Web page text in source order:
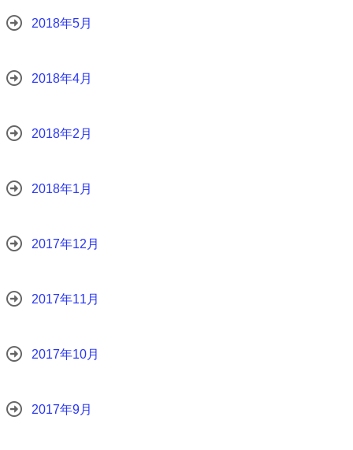
2018年5月
2018年4月
2018年2月
2018年1月
2017年12月
2017年11月
2017年10月
2017年9月